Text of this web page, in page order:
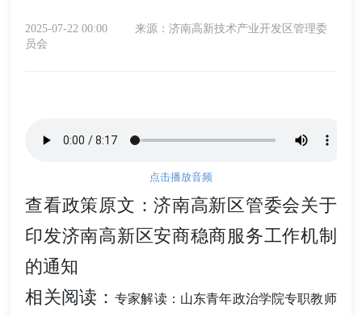
2025-07-22 00:00
来源：济南高新技术产业开发区管理委
员会
点击播放音频
查看政策原文：济南高新区管委会关于
印发济南高新区安商稳商服务工作机制
的通知
相关阅读：专家解读：山东青年政治学院专职教师